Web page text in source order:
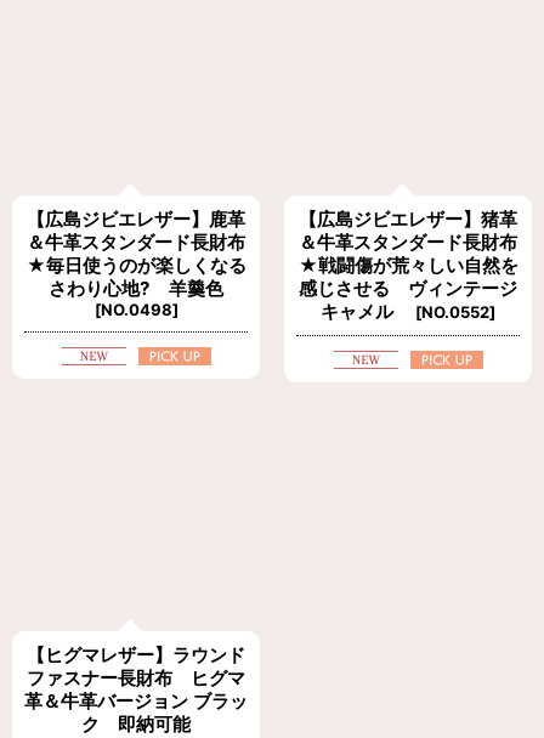
【広島ジビエレザー】鹿革
＆牛革スタンダード長財布
★毎日使うのが楽しくなる
さわり心地? 羊羹色
[NO.0498]
【広島ジビエレザー】猪革
＆牛革スタンダード長財布
★戦闘傷が荒々しい自然を
感じさせる ヴィンテージ
キャメル
[NO.0552]
【ヒグマレザー】ラウンド
ファスナー長財布 ヒグマ
革＆牛革バージョン ブラッ
ク 即納可能